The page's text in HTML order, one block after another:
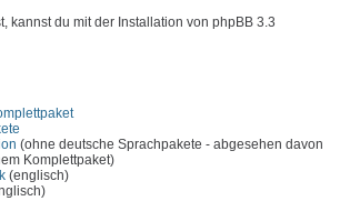
kannst du mit der Installation von phpBB 3.3
(ohne deutsche Sprachpakete - abgesehen davon
Komplettpaket)
(englisch)